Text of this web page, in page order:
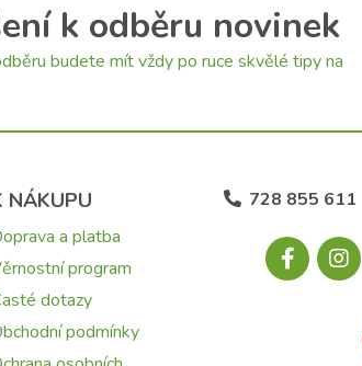
k odběru novinek
budete mít vždy po ruce skvělé tipy na
728 855 611
NÁKUPU
a platba
program
dotazy
podmínky